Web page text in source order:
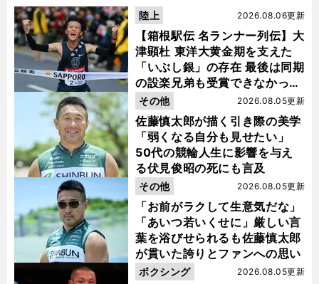
【箱根駅伝 名ランナー列伝】大
津顕杜 東洋大黄金期を支えた
「いぶし銀」の存在 最後は同期
の設楽兄弟も受賞できなかった
金栗杯に輝く
2026.08.06更新
陸上
佐藤慎太郎が描く引き際の美学
「弱くなる自分も見せたい」
50代の競輪人生に影響を与え
る伏見俊昭の死にも言及
2026.08.05更新
その他
「お前がラクして生意気だな」
「あいつ若いくせに」厳しい言
葉を浴びせられるも佐藤慎太郎
が貫いた誇りとファンへの思い
2026.08.05更新
その他
2026.08.05更新
ボクシング